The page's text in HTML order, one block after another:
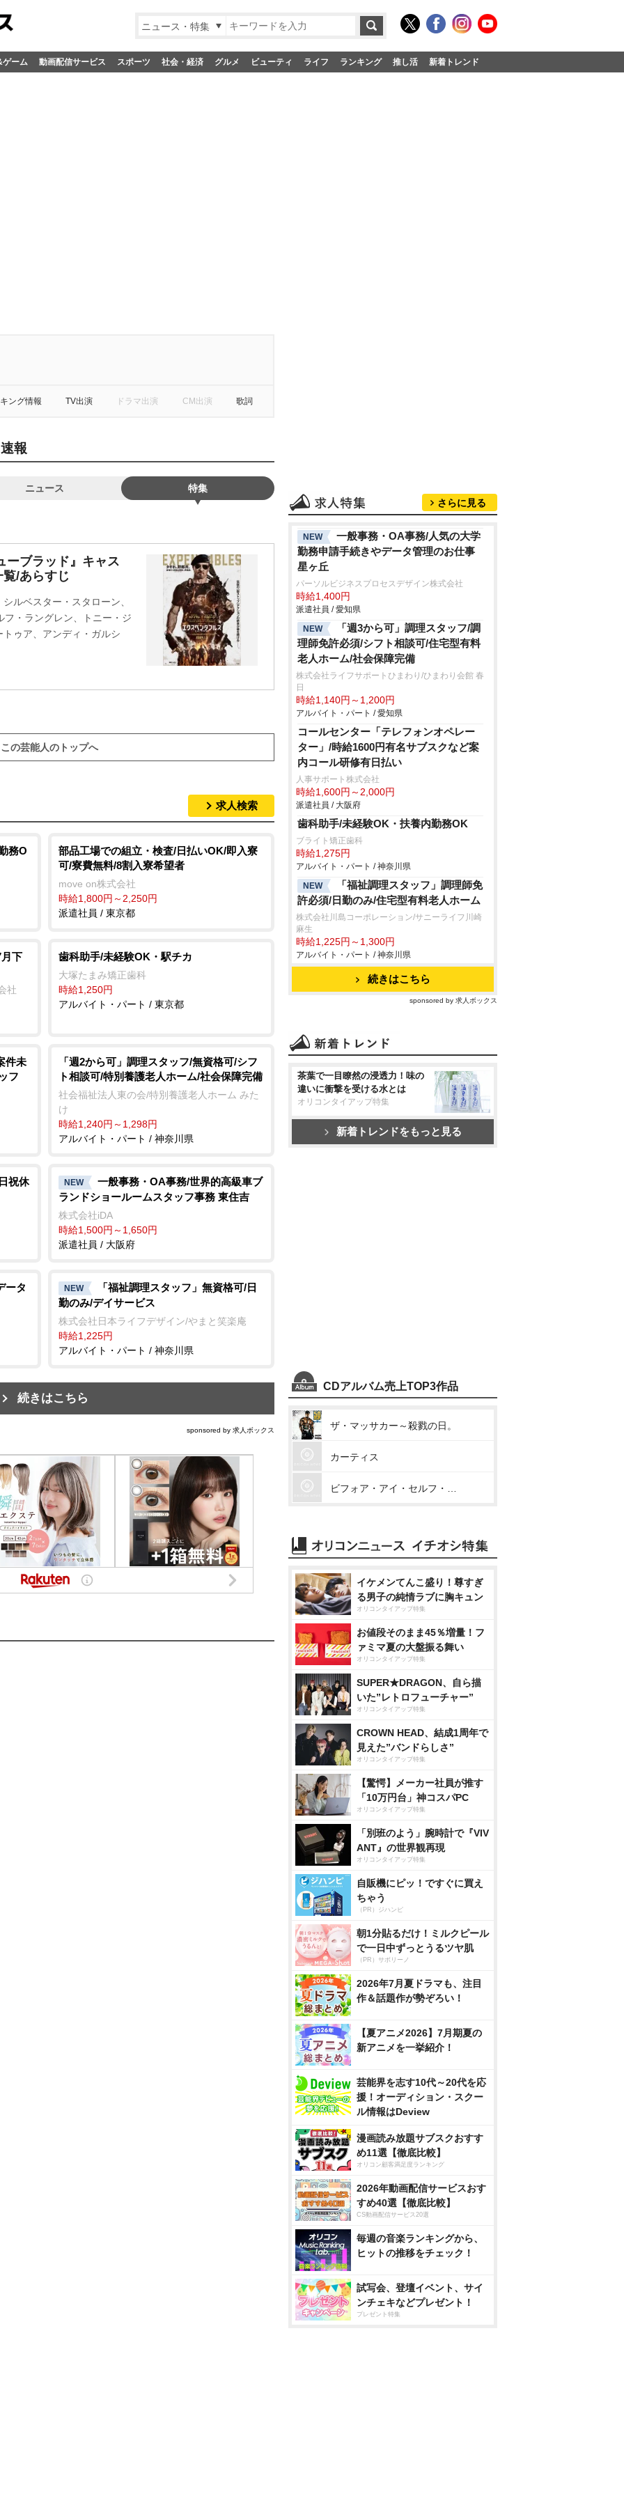
ニュース・特集
ゲーム 動画配信サービス スポーツ 社会・経済 グルメ ビューティ ライフ ランキング 推し活 新着トレンド
ング情報 TV出演 ドラマ出演 CM出演 歌詞
報
ニュース 特集
ーブラッド』キャス
/あらすじ
ルベスター・スタローン、
・ラングレン、トニー・ジ
ゥア、アンディ・ガルシ
この芸能人のトップへ
求人検索
務O
部品工場での組立・検査/日払いOK/即入寮
可/寮費無料/8割入寮希望者
move on株式会社
時給1,800円～2,250円
派遣社員 / 東京都
下
社
歯科助手/未経験OK・駅チカ
大塚たまみ矯正歯科
時給1,250円
アルバイト・パート / 東京都
件未
フ
「週2から可」調理スタッフ/無資格可/シフ
ト相談可/特別養護老人ホーム/社会保障完備
社会福祉法人東の会/特別養護老人ホーム みた
け
時給1,240円～1,298円
アルバイト・パート / 神奈川県
祝休 NEW
一般事務・OA事務/世界的高級車ブ
ランドショールームスタッフ事務 東住吉
株式会社iDA
時給1,500円～1,650円
派遣社員 / 大阪府
ータ NEW
「福祉調理スタッフ」無資格可/日
勤のみ/デイサービス
株式会社日本ライフデザイン/やまと笑楽庵
時給1,225円
アルバイト・パート / 神奈川県
続きはこちら
sponsored by 求人ボックス
さらに見る
NEW
一般事務・OA事務/人気の大学
勤務申請手続きやデータ管理のお仕事
星ヶ丘
パーソルビジネスプロセスデザイン株式会社
時給1,400円
派遣社員 / 愛知県
NEW
「週3から可」調理スタッフ/調
理師免許必須/シフト相談可/住宅型有料
老人ホーム/社会保障完備
株式会社ライフサポートひまわり/ひまわり会館 春
日
時給1,140円～1,200円
アルバイト・パート / 愛知県
コールセンター「テレフォンオペレー
ター」/時給1600円有名サブスクなど案
内コール研修有日払い
人事サポート株式会社
時給1,600円～2,000円
派遣社員 / 大阪府
歯科助手/未経験OK・扶養内勤務OK
ブライト矯正歯科
時給1,275円
アルバイト・パート / 神奈川県
NEW
「福祉調理スタッフ」調理師免
許必須/日勤のみ/住宅型有料老人ホーム
株式会社川島コーポレーション/サニーライフ川崎
麻生
時給1,225円～1,300円
アルバイト・パート / 神奈川県
続きはこちら
sponsored by 求人ボックス
茶葉で一目瞭然の浸透力！味の
違いに衝撃を受ける水とは
オリコンタイアップ特集
新着トレンドをもっと見る
CDアルバム売上TOP3作品
ザ・マッサカー～殺戮の日。
カーティス
イケメンてんこ盛り！尊すぎ
る男子の純情ラブに胸キュン
オリコンタイアップ特集
お値段そのまま45％増量！フ
ァミマ夏の大盤振る舞い
オリコンタイアップ特集
SUPER★DRAGON、自ら描
いた”レトロフューチャー”
オリコンタイアップ特集
CROWN HEAD、結成1周年で
見えた”バンドらしさ”
オリコンタイアップ特集
【驚愕】メーカー社員が推す
「10万円台」神コスパPC
オリコンタイアップ特集
「別班のよう」腕時計で『VIV
ANT』の世界観再現
オリコンタイアップ特集
自販機にピッ！ですぐに買え
ちゃう
（PR）ジハンピ
朝1分貼るだけ！ミルクピール
で一日中ずっとうるツヤ肌
（PR）サボリーノ
2026年7月夏ドラマも、注目
作＆話題作が勢ぞろい！
【夏アニメ2026】7月期夏の
新アニメを一挙紹介！
芸能界を志す10代～20代を応
援！オーディション・スクー
ル情報はDeview
漫画読み放題サブスクおすす
め11選【徹底比較】
オリコン顧客満足度ランキング
2026年動画配信サービスおす
すめ40選【徹底比較】
CS動画配信サービス20選
毎週の音楽ランキングから、
ヒットの推移をチェック！
試写会、登壇イベント、サイ
ンチェキなどプレゼント！
プレゼント特集